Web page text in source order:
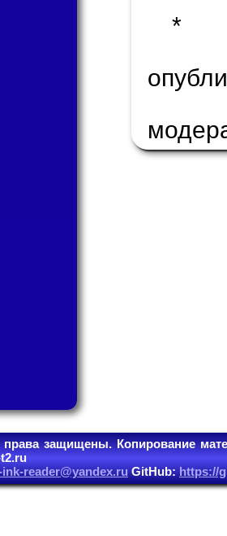
*
защищены. Копирование
ink-reader@yandex.ruGitHub:https://